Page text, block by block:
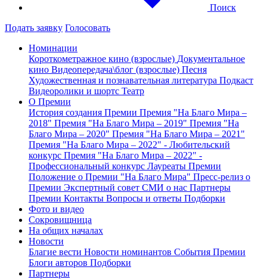
Поиск
Подать заявку Голосовать
Номинации
Короткометражное кино (взрослые) Документальное
кино Видеопередача\блог (взрослые) Песня
Художественная и познавательная литература Подкаст
Видеоролики и шортс Театр
О Премии
История создания Премии Премия "На Благо Мира –
2018" Премия "На Благо Мира – 2019" Премия "На
Благо Мира – 2020" Премия "На Благо Мира – 2021"
Премия "На Благо Мира – 2022" - Любительский
конкурс Премия "На Благо Мира – 2022" -
Профессиональный конкурс Лауреаты Премии
Положение о Премии "На Благо Мира" Пресс-релиз о
Премии Экспертный совет СМИ о нас Партнеры
Премии Контакты Вопросы и ответы Подборки
Фото и видео
Сокровищница
На общих началах
Новости
Благие вести Новости номинантов События Премии
Блоги авторов Подборки
Партнеры